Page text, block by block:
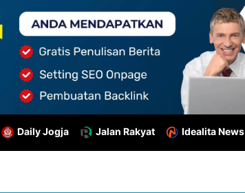
Daily Jogja Jalan Rakyat Idealita News